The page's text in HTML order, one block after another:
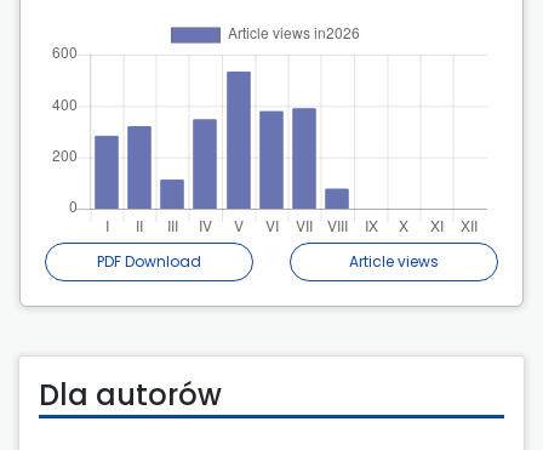
PDF Download Article views
Dla autorów